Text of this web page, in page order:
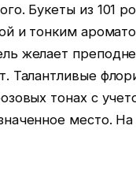
Букеты из 101
и тонким
желает
Талантливые
тонах с
место.